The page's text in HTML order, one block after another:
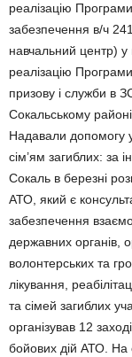
реалізацію
забезпечення в/ч
навчальний центр)
реалізацію Програми
призову і служби в
Сокальському
Надавали допомогу
сім’ям загиблих: за
Сокаль в березні
АТО, який є
забезпечення
державних органів,
волонтерських та
лікування,
та сімей загиблих
організував 12
бойових дій АТО. На